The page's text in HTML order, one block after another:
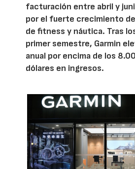
facturación entre abril y
por el fuerte crecimiento
de fitness y náutica. Tras
primer semestre, Garmin
anual por encima de los
dólares en ingresos.